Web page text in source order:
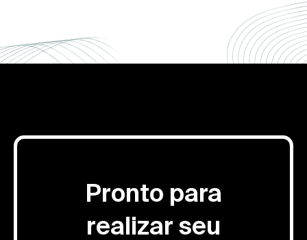
Pronto para
realizar seu